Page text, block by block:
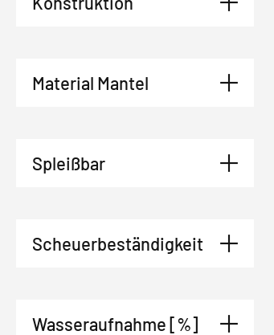
Material Mantel
Spleißbar
Scheuerbeständigkeit
Wasseraufnahme [%]